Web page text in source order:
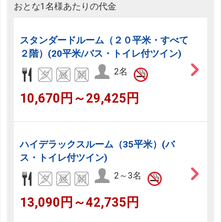
おとな1名様あたりの代金
スタンダードルーム（２０平米・すべて
２階）(20平米/バス・トイレ付ツイン)
2名
10,670円～29,425円
ハイデラックスルーム（35平米）(バ
ス・トイレ付ツイン)
2～3名
13,090円～42,735円